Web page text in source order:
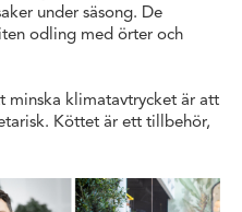
under säsong. De
odling med örter och
minska klimatavtrycket är att
Köttet är ett tillbehör,